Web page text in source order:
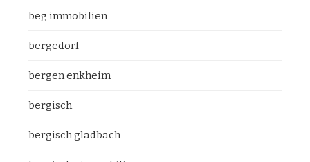
beg immobilien
bergedorf
bergen enkheim
bergisch
bergisch gladbach